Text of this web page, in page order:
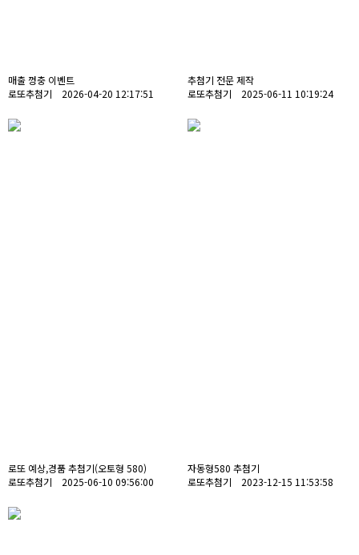
매출 껑충 이벤트
로또추첨기 2026-04-20 12:17:51
추첨기 전문 제작
로또추첨기 2025-06-11 10:19:24
로또 예상,경품 추첨기(오토형 580)
로또추첨기 2025-06-10 09:56:00
자동형580 추첨기
로또추첨기 2023-12-15 11:53:58